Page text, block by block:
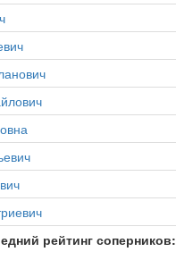
рейтинг соперников: